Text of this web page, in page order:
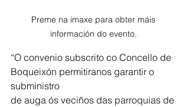
Preme na imaxe para obter máis
información do evento.
“O convenio subscrito co Concello de
Boqueixón permitiranos garantir o
subministro
de auga ós veciños das parroquias de